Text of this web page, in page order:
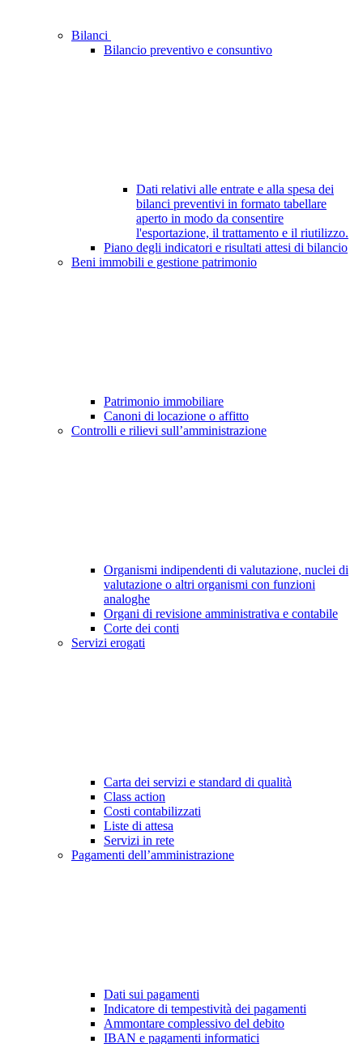
Bilanci
Bilancio preventivo e consuntivo
Dati relativi alle entrate e alla spesa dei
bilanci preventivi in formato tabellare
aperto in modo da consentire
l'esportazione, il trattamento e il riutilizzo.
Piano degli indicatori e risultati attesi di bilancio
Beni immobili e gestione patrimonio
Patrimonio immobiliare
Canoni di locazione o affitto
Controlli e rilievi sull’amministrazione
Organismi indipendenti di valutazione, nuclei di
valutazione o altri organismi con funzioni
analoghe
Organi di revisione amministrativa e contabile
Corte dei conti
Servizi erogati
Carta dei servizi e standard di qualità
Class action
Costi contabilizzati
Liste di attesa
Servizi in rete
Pagamenti dell’amministrazione
Dati sui pagamenti
Indicatore di tempestività dei pagamenti
Ammontare complessivo del debito
IBAN e pagamenti informatici